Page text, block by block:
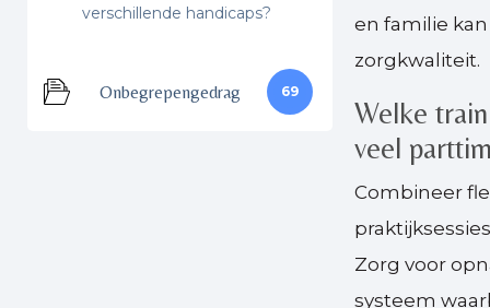
verschillende handicaps?
Onbegrepengedrag 69
en familie
zorgkwaliteit.
Welke
veel
Combineer
Zorg voor
systeem